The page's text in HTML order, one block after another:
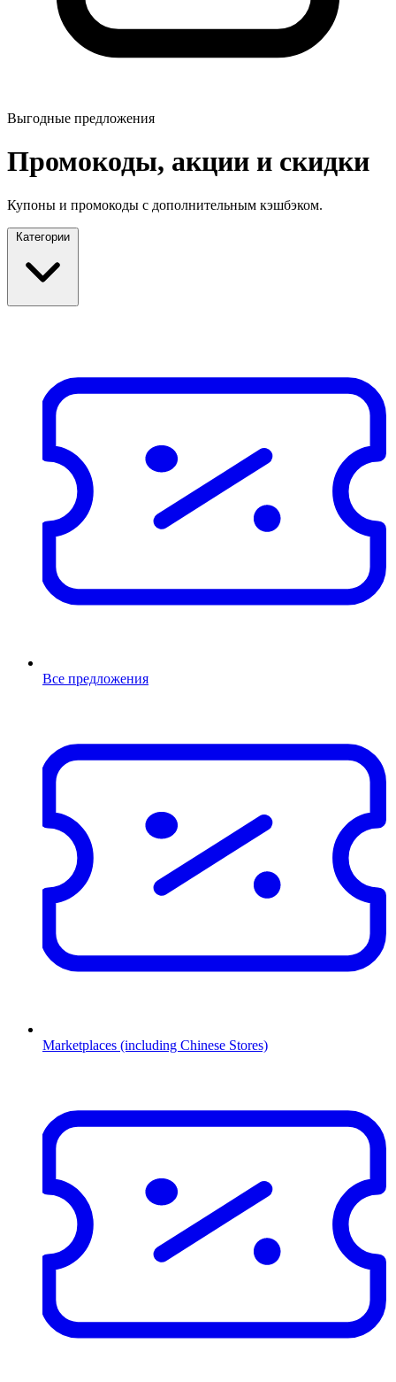
Выгодные предложения
Промокоды, акции и скидки
Купоны и промокоды с дополнительным кэшбэком.
Категории
Все предложения
Marketplaces (including Chinese Stores)